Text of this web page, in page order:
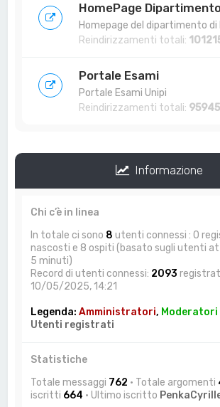
HomePage
Homepage del dipartimento
Reindirizzamenti totali:
Portale Esami
Portale Esami Unipi
Reindirizzamenti totali: 95945
Informazione
Chi c’è in linea
In totale ci sono 8 utenti connessi : 0
nascosti e 8 ospiti (basato sugli utenti
5 minuti)
Record di utenti connessi: 2093
10/05/2025, 14:21
Legenda:Amministratori,
Utenti registrati
Statistiche
Totale messaggi 762 • Totale argomenti
iscritti 664 • Ultimo iscritto